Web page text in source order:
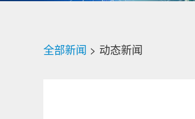
全部新闻 > 动态新闻